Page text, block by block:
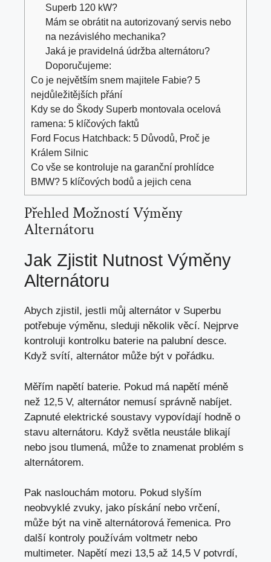
Superb 120 kW?
Mám se obrátit na autorizovaný servis nebo
na nezávislého mechanika?
Jaká je pravidelná údržba alternátoru?
Doporučujeme:
Co je největším snem majitele Fabie? 5
nejdůležitějších přání
Kdy se do Škody Superb montovala ocelová
ramena: 5 klíčových faktů
Ford Focus Hatchback: 5 Důvodů, Proč je
Králem Silnic
Co vše se kontroluje na garanční prohlídce
BMW? 5 klíčových bodů a jejich cena
Přehled Možností Výměny
Alternátoru
Jak Zjistit Nutnost Výměny
Alternátoru
Abych zjistil, jestli můj alternátor v Superbu
potřebuje výměnu, sleduji několik věcí. Nejprve
kontroluji kontrolku baterie na palubní desce.
Když svítí, alternátor může být v pořádku.
Měřím napětí baterie. Pokud má napětí méně
než 12,5 V, alternátor nemusí správně nabíjet.
Zapnuté elektrické soustavy vypovídají hodně o
stavu alternátoru. Když světla neustále blikají
nebo jsou tlumená, může to znamenat problém s
alternátorem.
Pak naslouchám motoru. Pokud slyším
neobvyklé zvuky, jako pískání nebo vrčení,
může být na vině alternátorová řemenica. Pro
další kontroly používám voltmetr nebo
multimeter. Napětí mezi 13,5 až 14,5 V potvrdí,